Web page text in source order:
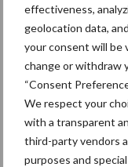
effectiveness,
geolocation data,
your consent will be
change or withdraw
“Consent
We respect your
with a transparent
third-party vendors
purposes and